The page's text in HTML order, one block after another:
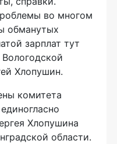
во многом
обманутых
зарплат тут
Хлопушин.
комитета
Хлопушина
области.